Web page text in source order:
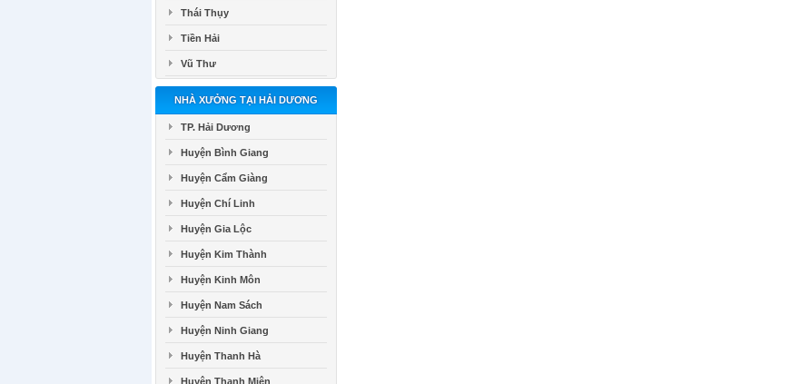
Thái Thụy
Tiền Hải
Vũ Thư
NHÀ XƯỞNG TẠI HẢI DƯƠNG
TP. Hải Dương
Huyện Bình Giang
Huyện Cẩm Giàng
Huyện Chí Linh
Huyện Gia Lộc
Huyện Kim Thành
Huyện Kinh Môn
Huyện Nam Sách
Huyện Ninh Giang
Huyện Thanh Hà
Huyện Thanh Miện